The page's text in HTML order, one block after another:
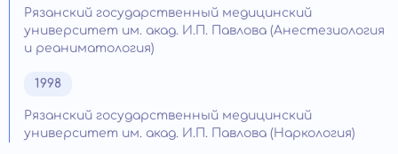
Рязанский государственный медицинский
университет им. акад. И.П. Павлова (Анестезиология
и реаниматология)
1998
Рязанский государственный медицинский
университет им. акад. И.П. Павлова (Наркология)